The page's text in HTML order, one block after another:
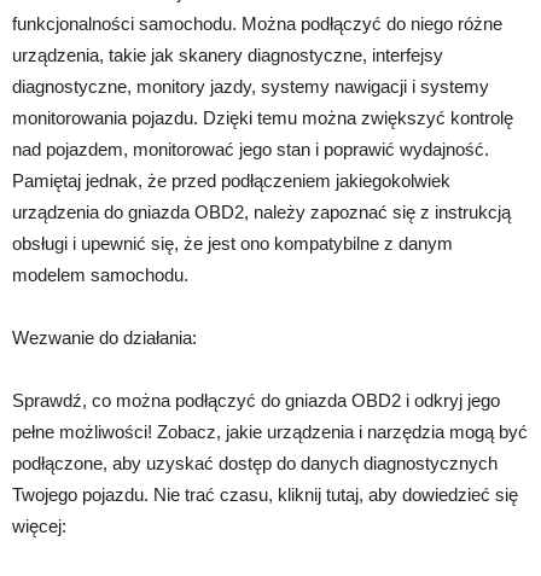
funkcjonalności samochodu. Można podłączyć do niego różne
urządzenia, takie jak skanery diagnostyczne, interfejsy
diagnostyczne, monitory jazdy, systemy nawigacji i systemy
monitorowania pojazdu. Dzięki temu można zwiększyć kontrolę
nad pojazdem, monitorować jego stan i poprawić wydajność.
Pamiętaj jednak, że przed podłączeniem jakiegokolwiek
urządzenia do gniazda OBD2, należy zapoznać się z instrukcją
obsługi i upewnić się, że jest ono kompatybilne z danym
modelem samochodu.
Wezwanie do działania:
Sprawdź, co można podłączyć do gniazda OBD2 i odkryj jego
pełne możliwości! Zobacz, jakie urządzenia i narzędzia mogą być
podłączone, aby uzyskać dostęp do danych diagnostycznych
Twojego pojazdu. Nie trać czasu, kliknij tutaj, aby dowiedzieć się
więcej: